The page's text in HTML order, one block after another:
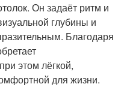
Он задаёт ритм и
глубины и
Благодаря
этом лёгкой,
для жизни.